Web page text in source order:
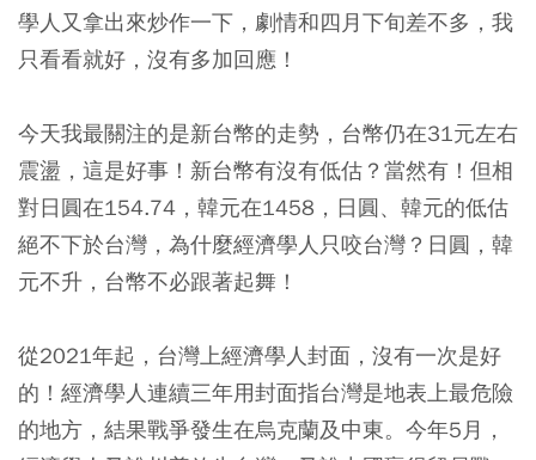
學人又拿出來炒作一下，劇情和四月下旬差不多，我
只看看就好，沒有多加回應！
今天我最關注的是新台幣的走勢，台幣仍在31元左右
震盪，這是好事！新台幣有沒有低估？當然有！但相
對日圓在154.74，韓元在1458，日圓、韓元的低估
絕不下於台灣，為什麼經濟學人只咬台灣？日圓，韓
元不升，台幣不必跟著起舞！
從2021年起，台灣上經濟學人封面，沒有一次是好
的！經濟學人連續三年用封面指台灣是地表上最危險
的地方，結果戰爭發生在烏克蘭及中東。今年5月，